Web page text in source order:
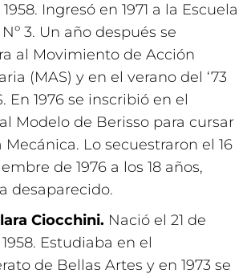
Ingresó en 1971 a la Escuela
3. Un año después se
al Movimiento de Acción
(MAS) y en el verano del ‘73
En 1976 se inscribió en el
Modelo de Berisso para cursar
Mecánica. Lo secuestraron el 16
de 1976 a los 18 años,
desaparecido.
Ciocchini. Nació el 21 de
Estudiaba en el
de Bellas Artes y en 1973 se